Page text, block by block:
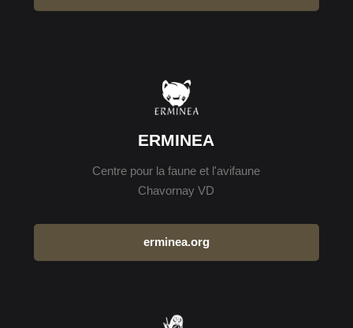
ERMINEA
Centre pour la faune et l'avifaune
Chavornay VD
erminea.org